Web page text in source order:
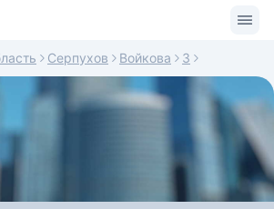
Серпухов Войкова 3